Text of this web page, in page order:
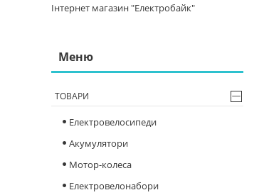
Інтернет магазин "Електробайк"
ТОВАРИ
Електровелосипеди
Акумулятори
Мотор-колеса
Електровелонабори